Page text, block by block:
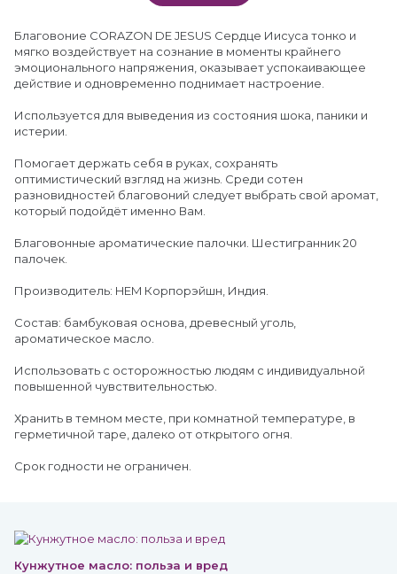
Благовоние CORAZON DE JESUS Сердце Иисуса тонко и
мягко воздействует на сознание в моменты крайнего
эмоционального напряжения, оказывает успокаивающее
действие и одновременно поднимает настроение.
Используется для выведения из состояния шока, паники и
истерии.
Помогает держать себя в руках, сохранять
оптимистический взгляд на жизнь. Среди сотен
разновидностей благовоний следует выбрать свой аромат,
который подойдёт именно Вам.
Благовонные ароматические палочки. Шестигранник 20
палочек.
Производитель: HEM Корпорэйшн, Индия.
Состав: бамбуковая основа, древесный уголь,
ароматическое масло.
Использовать с осторожностью людям с индивидуальной
повышенной чувствительностью.
Хранить в темном месте, при комнатной температуре, в
герметичной таре, далеко от открытого огня.
Срок годности не ограничен.
Кунжутное масло: польза и вред